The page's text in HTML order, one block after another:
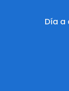
Día a